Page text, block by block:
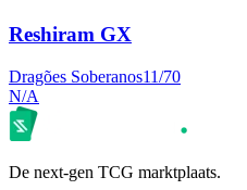
Reshiram GX
Dragões Soberanos11/70
N/A
De next-gen TCG marktplaats.